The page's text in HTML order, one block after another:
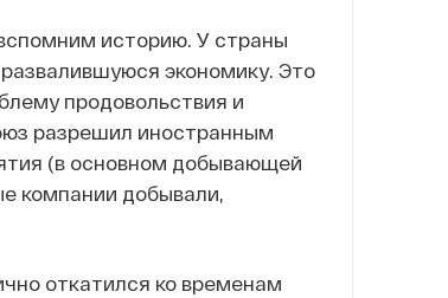
историю. У страны
экономику. Это
продовольствия и
разрешил иностранным
(в основном добывающей
компании добывали,
откатился ко временам